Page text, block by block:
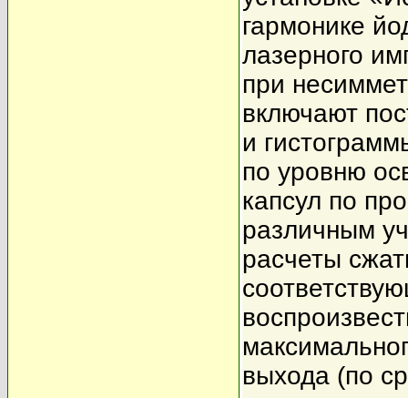
гармонике
лазерного
при
включают
и
по уровню
капсул по
различным
расчеты
выхода (по